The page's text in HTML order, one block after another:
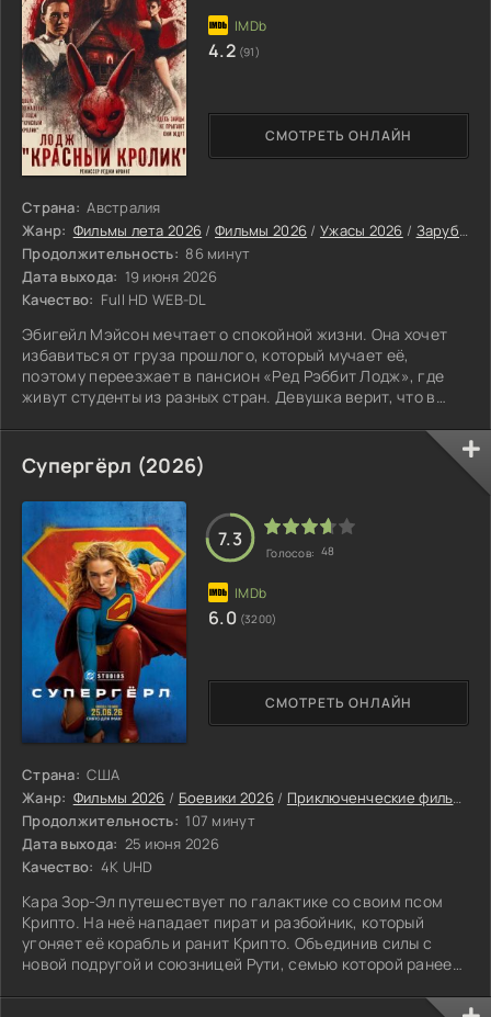
Страна: Австралия
Жанр: Фильмы лета 2026 /Фильмы 2026 / Ужасы 2026 / Зарубежные фильмы 2026
Продолжительность: 86 минут
Дата выхода: 19 июня 2026
Качество: Full HD WEB-DL
Эбигейл Мэйсон мечтает о спокойной жизни. Она хочет
избавиться от груза прошлого, который мучает её,
поэтому переезжает в пансион «Ред Рэббит Лодж», где
живут студенты из разных стран. Девушка верит, что в
забыть о пережитых травмах. Но действительность
оказывается совершенно иной. В доме процветают хаос и
жестокость, а на стенах и полу можно заметить кровавые
следы. Эбигейл с ужасом осознаёт, что рядом с ней
находится человек, способный на дикие
СМОТРЕТЬ ОНЛАЙН
4.2 (91)
Супергёрл (2026)
Страна: США
Жанр: Фильмы 2026 / Боевики 2026 / Приключенческие фильмы 2026
Продолжительность: 107 минут
Дата выхода: 25 июня 2026
Качество: 4K UHD
Кара Зор-Эл путешествует по галактике со своим псом
Крипто. На неё нападает пират и разбойник, который
угоняет её корабль и ранит Крипто. Объединив силы с
новой подругой и союзницей Рути, семью которой ранее
СМОТРЕТЬ ОНЛАЙН
7.3
Голосов: 48
6.0 (3200)